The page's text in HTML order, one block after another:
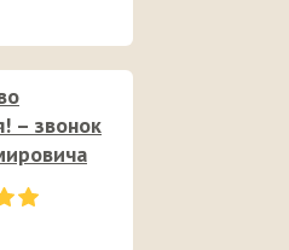
– звонок